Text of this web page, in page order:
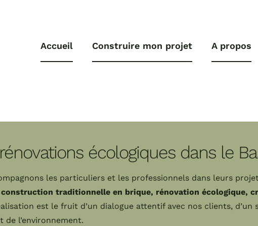
Accueil Construire mon projet A propos
écologiques dans le
les particuliers et les professionnels dans leurs
traditionnelle en brique, rénovation écologique,
est le fruit d’un dialogue attentif avec nos clients, d’un
de l’environnement.